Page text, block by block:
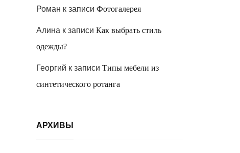
Роман к записи Фотогалерея
Алина к записи Как выбрать стиль
одежды?
Георгий к записи Типы мебели из
синтетического ротанга
АРХИВЫ